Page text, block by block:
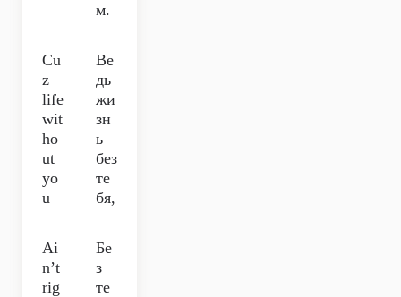
м.
Cu
z
life
wit
ho
ut
yo
u
Ве
дь
жи
зн
ь
без
те
бя,
Ai
n’t
rig
Бе
з
те